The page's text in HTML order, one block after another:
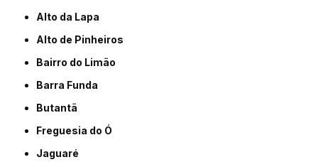
Alto da Lapa
Alto de Pinheiros
Bairro do Limão
Barra Funda
Butantã
Freguesia do Ó
Jaguaré